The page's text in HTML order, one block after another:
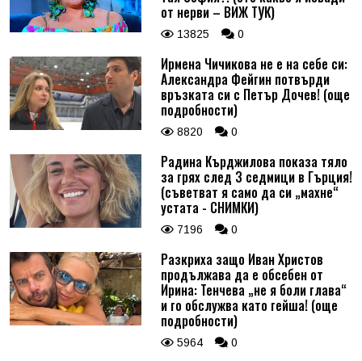
от нерви – ВИЖ ТУК)
13825 0
Ирмена Чичикова не е на себе си:
Александра Фейгин потвърди
връзката си с Петър Дочев! (още
подробности)
8820 0
Радина Кърджилова показа тяло
за грях след 3 седмици в Гърция!
(съветват я само да си „махне“
устата - СНИМКИ)
7196 0
Разкриха защо Иван Христов
продължава да е обсебен от
Ирина: Тенчева „не я боли глава“
и го обслужва като гейша! (още
подробности)
5964 0